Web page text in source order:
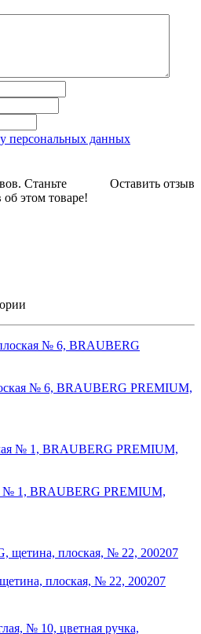
персональных данных
Оставить отзыв
Станьте
этом товаре!
№ 6, BRAUBERG PREMIUM,
№ 1, BRAUBERG PREMIUM,
плоская, № 22, 200207